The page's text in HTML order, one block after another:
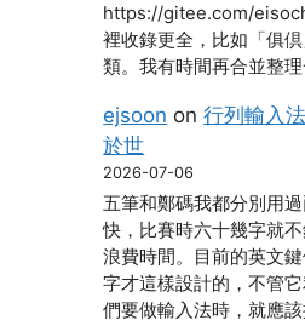
https://gitee.com/
裡收錄更全，比如「俱
類。我有時間再合並整理
ejsoon on行列輸入
於世
2026-07-06
五筆和鄭碼我都分別用
快，比賽時六十幾字就
浪費時間。目前的英文
字才這樣設計的，不管
們要做輸入法時，就應